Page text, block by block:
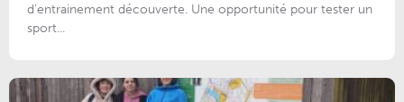
d'entrainement découverte. Une opportunité pour tester un
sport...